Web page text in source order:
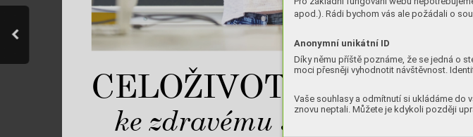
apod.). Rádi bychom vás ale požádali o
Anonymní unikátní ID
Díky němu příště poznáme, že se jedná o
moci přesněji vyhodnotit návštěvnost.
Vaše souhlasy a odmítnutí si ukládáme do
znovu neptali. Můžete je kdykoli později
CELOŽIVOTNÍ CESTA
ke zdravému sebevědomí